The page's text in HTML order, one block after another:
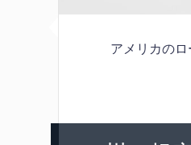
アメリカのロ